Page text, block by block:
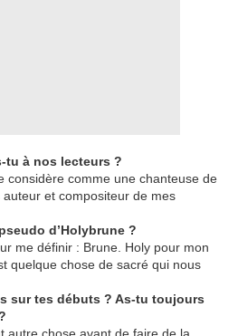
tu à nos lecteurs ?
considère comme une chanteuse de
et compositeur de mes
d’Holybrune ?
me définir : Brune. Holy pour mon
quelque chose de sacré qui nous
sur tes débuts ? As-tu toujours